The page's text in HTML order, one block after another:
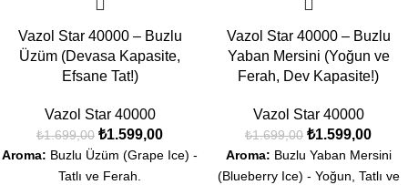
Vazol Star 40000 – Buzlu
Üzüm (Devasa Kapasite,
Efsane Tat!)
Vazol Star 40000
₺1.699,00 ₺1.599,00
Aroma: Buzlu Üzüm (Grape Ice) -
Tatlı ve Ferah.
Vazol Star 40000 – Buzlu
Yaban Mersini (Yoğun ve
Ferah, Dev Kapasite!)
Vazol Star 40000
₺1.699,00 ₺1.599,00
Aroma: Buzlu Yaban Mersini
(Blueberry Ice) - Yoğun, Tatlı ve